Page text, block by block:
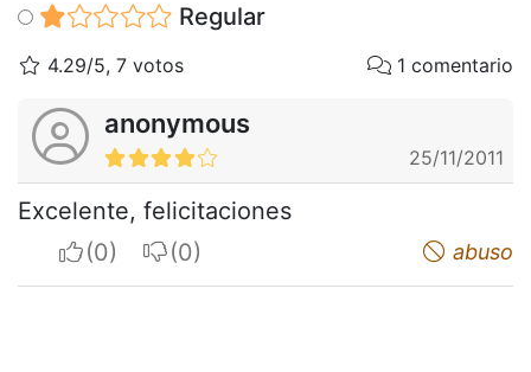
Regular
4.29/5, 7 votos 1 comentario
anonymous
25/11/2011
Excelente, felicitaciones
I apreciateI do not appreciate abuso